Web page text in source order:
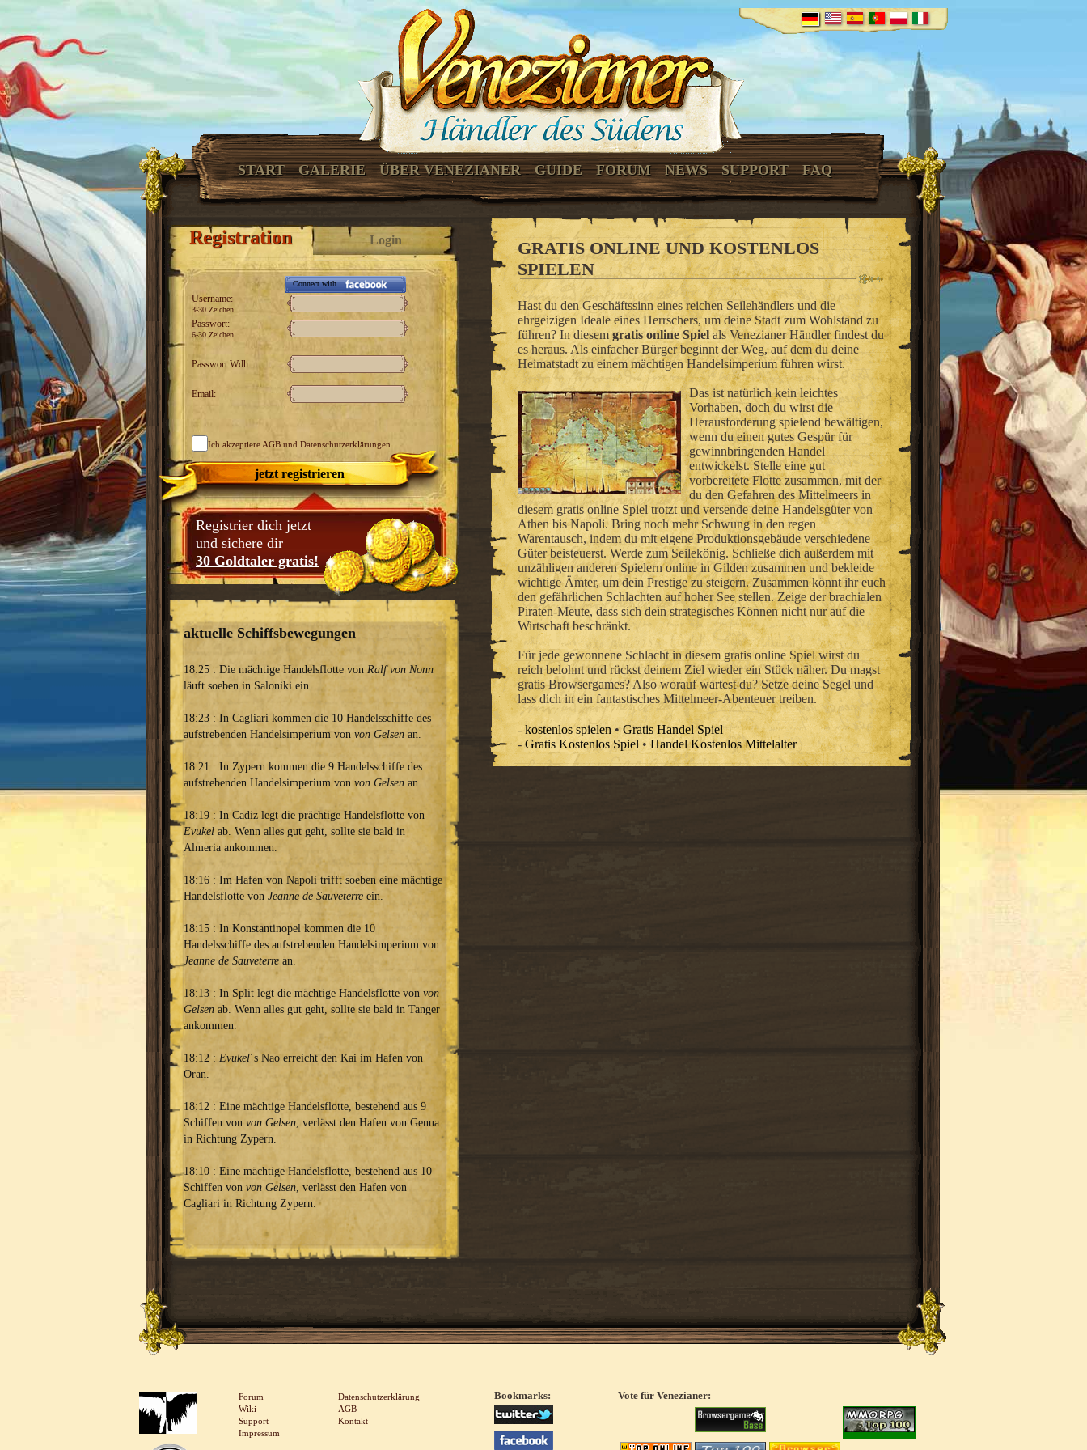
START GALERIE ÜBER VENEZIANER GUIDE FORUM NEWS SUPPORT FAQ
Registration Login
Connect with
Username:
3-30 Zeichen
Passwort:
6-30 Zeichen
Passwort Wdh.:
Email:
Ich akzeptiere AGB und Datenschutzerklärungen
jetzt registrieren
Registrier dich jetzt
und sichere dir
30 Goldtaler gratis!
aktuelle Schiffsbewegungen
18:25 : Die mächtige Handelsflotte von Ralf von Nonn
läuft soeben in Saloniki ein.
18:23 : In Cagliari kommen die 10 Handelsschiffe des
aufstrebenden Handelsimperium von von Gelsen an.
18:21 : In Zypern kommen die 9 Handelsschiffe des
aufstrebenden Handelsimperium von von Gelsen an.
18:19 : In Cadiz legt die prächtige Handelsflotte von
Evukel ab. Wenn alles gut geht, sollte sie bald in
Almeria ankommen.
18:16 : Im Hafen von Napoli trifft soeben eine mächtige
Handelsflotte von Jeanne de Sauveterre ein.
18:15 : In Konstantinopel kommen die 10
Handelsschiffe des aufstrebenden Handelsimperium von
Jeanne de Sauveterre an.
18:13 : In Split legt die mächtige Handelsflotte von von
Gelsen ab. Wenn alles gut geht, sollte sie bald in Tanger
ankommen.
18:12 : Evukel´s Nao erreicht den Kai im Hafen von
Oran.
18:12 : Eine mächtige Handelsflotte, bestehend aus 9
Schiffen von von Gelsen, verlässt den Hafen von Genua
in Richtung Zypern.
18:10 : Eine mächtige Handelsflotte, bestehend aus 10
Schiffen von von Gelsen, verlässt den Hafen von
Cagliari in Richtung Zypern.
GRATIS ONLINE UND KOSTENLOS
SPIELEN
Hast du den Geschäftssinn eines reichen Seilehändlers und die
ehrgeizigen Ideale eines Herrschers, um deine Stadt zum Wohlstand zu
führen? In diesem gratis online Spiel als Venezianer Händler findest du
es heraus. Als einfacher Bürger beginnt der Weg, auf dem du deine
Heimatstadt zu einem mächtigen Handelsimperium führen wirst.
Das ist natürlich kein leichtes
Vorhaben, doch du wirst die
Herausforderung spielend bewältigen,
wenn du einen gutes Gespür für
gewinnbringenden Handel
entwickelst. Stelle eine gut
vorbereitete Flotte zusammen, mit der
du den Gefahren des Mittelmeers in
diesem gratis online Spiel trotzt und versende deine Handelsgüter von
Athen bis Napoli. Bring noch mehr Schwung in den regen
Warentausch, indem du mit eigene Produktionsgebäude verschiedene
Güter beisteuerst. Werde zum Seilekönig. Schließe dich außerdem mit
unzähligen anderen Spielern online in Gilden zusammen und bekleide
wichtige Ämter, um dein Prestige zu steigern. Zusammen könnt ihr euch
den gefährlichen Schlachten auf hoher See stellen. Zeige der brachialen
Piraten-Meute, dass sich dein strategisches Können nicht nur auf die
Wirtschaft beschränkt.
Für jede gewonnene Schlacht in diesem gratis online Spiel wirst du
reich belohnt und rückst deinem Ziel wieder ein Stück näher. Du magst
gratis Browsergames? Also worauf wartest du? Setze deine Segel und
lass dich in ein fantastisches Mittelmeer-Abenteuer treiben.
-kostenlos spielen •Gratis Handel Spiel
- Gratis Kostenlos Spiel • Handel Kostenlos Mittelalter
Forum
Wiki
Support
Impressum
Datenschutzerklärung
AGB
Kontakt
Bookmarks: Vote für Venezianer: